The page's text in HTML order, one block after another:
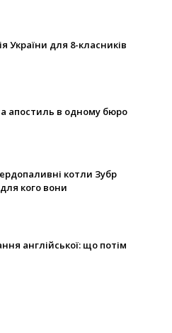
України для 8-класників
апостиль в одному бюро
котли Зубр
кого вони
англійської: що потім